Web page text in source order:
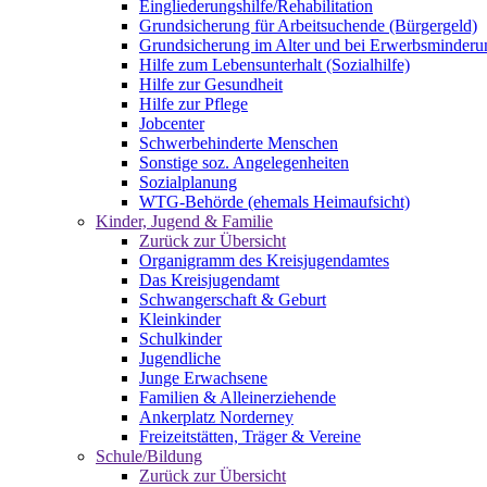
Eingliederungshilfe/Rehabilitation
Grundsicherung für Arbeitsuchende (Bürgergeld)
Grundsicherung im Alter und bei
Hilfe zum Lebensunterhalt (Sozialhilfe)
Hilfe zur Gesundheit
Hilfe zur Pflege
Jobcenter
Schwerbehinderte Menschen
Sonstige soz. Angelegenheiten
Sozialplanung
WTG-Behörde (ehemals Heimaufsicht)
Kinder, Jugend & Familie
Zurück zur Übersicht
Organigramm des Kreisjugendamtes
Das Kreisjugendamt
Schwangerschaft & Geburt
Kleinkinder
Schulkinder
Jugendliche
Junge Erwachsene
Familien & Alleinerziehende
Ankerplatz Norderney
Freizeitstätten, Träger & Vereine
Schule/Bildung
Zurück zur Übersicht